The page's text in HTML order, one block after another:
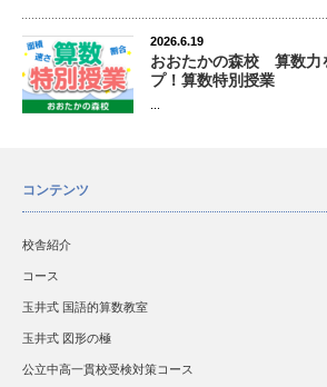
2026.6.19
おおたかの森校 算数力
プ！算数特別授業
コンテンツ
校舎紹介
コース
玉井式 国語的算数教室
玉井式 図形の極
公立中高一貫校受検対策コース